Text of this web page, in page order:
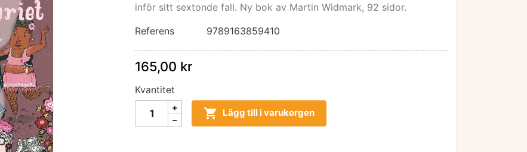
inför sitt sextonde fall. Ny bok av Martin Widmark, 92 sidor.
Referens
9789163859410
165,00 kr
Kvantitet
 Lägg till i varukorgen